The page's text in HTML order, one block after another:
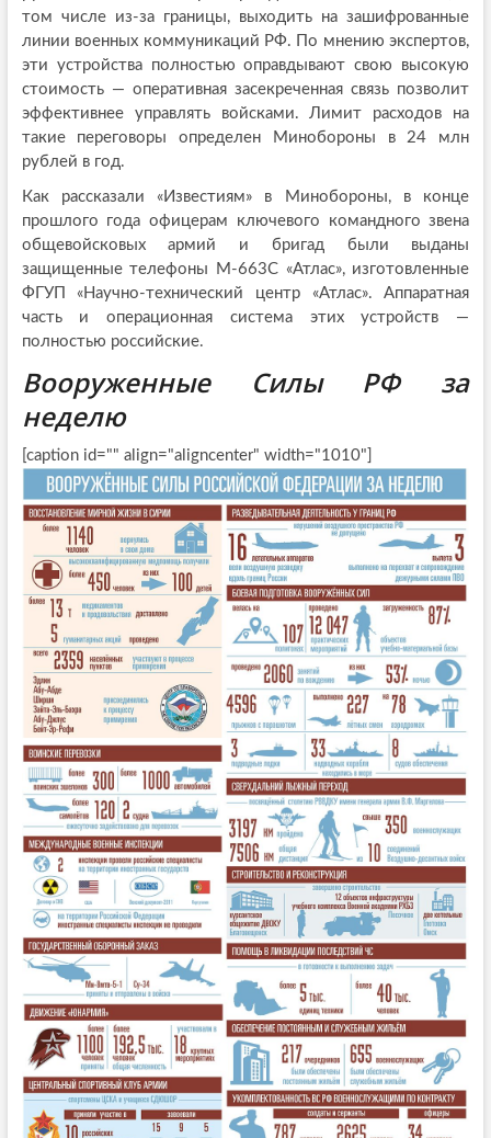
том числе из-за границы, выходить на зашифрованные
линии военных коммуникаций РФ. По мнению экспертов,
эти устройства полностью оправдывают свою высокую
стоимость — оперативная засекреченная связь позволит
эффективнее управлять войсками. Лимит расходов на
такие переговоры определен Минобороны в 24 млн
рублей в год.
Как рассказали «Известиям» в Минобороны, в конце
прошлого года офицерам ключевого командного звена
общевойсковых армий и бригад были выданы
защищенные телефоны М-663С «Атлас», изготовленные
ФГУП «Научно-технический центр «Атлас». Аппаратная
часть и операционная система этих устройств —
полностью российские.
Вооруженные Силы РФ за
неделю
[caption id="" align="aligncenter" width="1010"]